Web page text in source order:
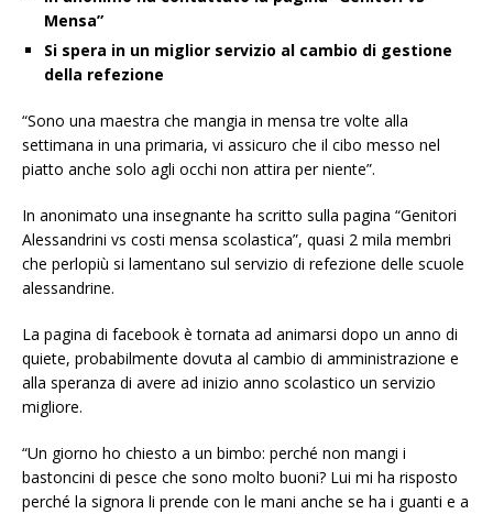
Mensa”
Si spera in un miglior servizio al cambio di gestione
della refezione
“Sono una maestra che mangia in mensa tre volte alla
settimana in una primaria, vi assicuro che il cibo messo nel
piatto anche solo agli occhi non attira per niente”.
In anonimato una insegnante ha scritto sulla pagina “Genitori
Alessandrini vs costi mensa scolastica”, quasi 2 mila membri
che perlopiù si lamentano sul servizio di refezione delle scuole
alessandrine.
La pagina di facebook è tornata ad animarsi dopo un anno di
quiete, probabilmente dovuta al cambio di amministrazione e
alla speranza di avere ad inizio anno scolastico un servizio
migliore.
“Un giorno ho chiesto a un bimbo: perché non mangi i
bastoncini di pesce che sono molto buoni? Lui mi ha risposto
perché la signora li prende con le mani anche se ha i guanti e a